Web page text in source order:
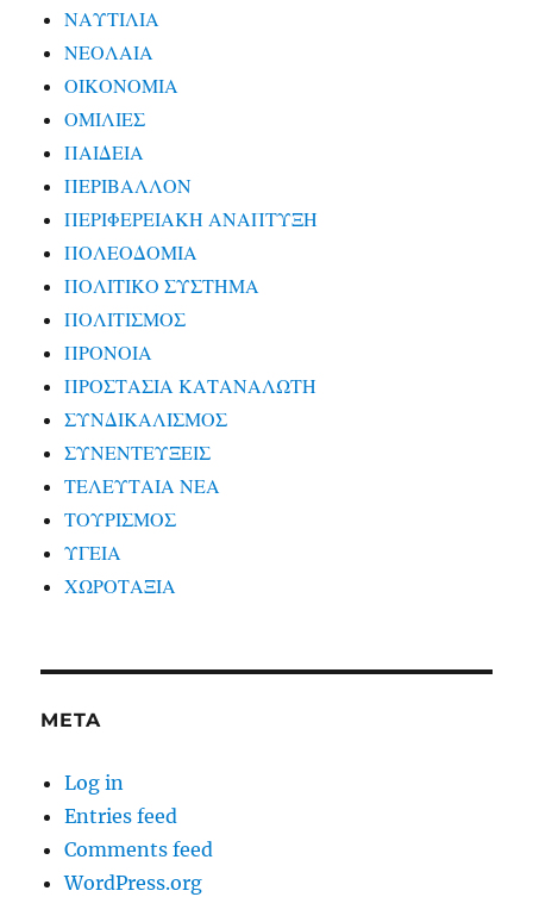
ΝΑΥΤΙΛΙΑ
ΝΕΟΛΑΙΑ
ΟΙΚΟΝΟΜΙΑ
ΟΜΙΛΙΕΣ
ΠΑΙΔΕΙΑ
ΠΕΡΙΒΑΛΛΟΝ
ΠΕΡΙΦΕΡΕΙΑΚΗ ΑΝΑΠΤΥΞΗ
ΠΟΛΕΟΔΟΜΙΑ
ΠΟΛΙΤΙΚΟ ΣΥΣΤΗΜΑ
ΠΟΛΙΤΙΣΜΟΣ
ΠΡΟΝΟΙΑ
ΠΡΟΣΤΑΣΙΑ ΚΑΤΑΝΑΛΩΤΗ
ΣΥΝΔΙΚΑΛΙΣΜΟΣ
ΣΥΝΕΝΤΕΥΞΕΙΣ
ΤΕΛΕΥΤΑΙΑ ΝΕΑ
ΤΟΥΡΙΣΜΟΣ
ΥΓΕΙΑ
ΧΩΡΟΤΑΞΙΑ
META
Log in
Entries feed
Comments feed
WordPress.org